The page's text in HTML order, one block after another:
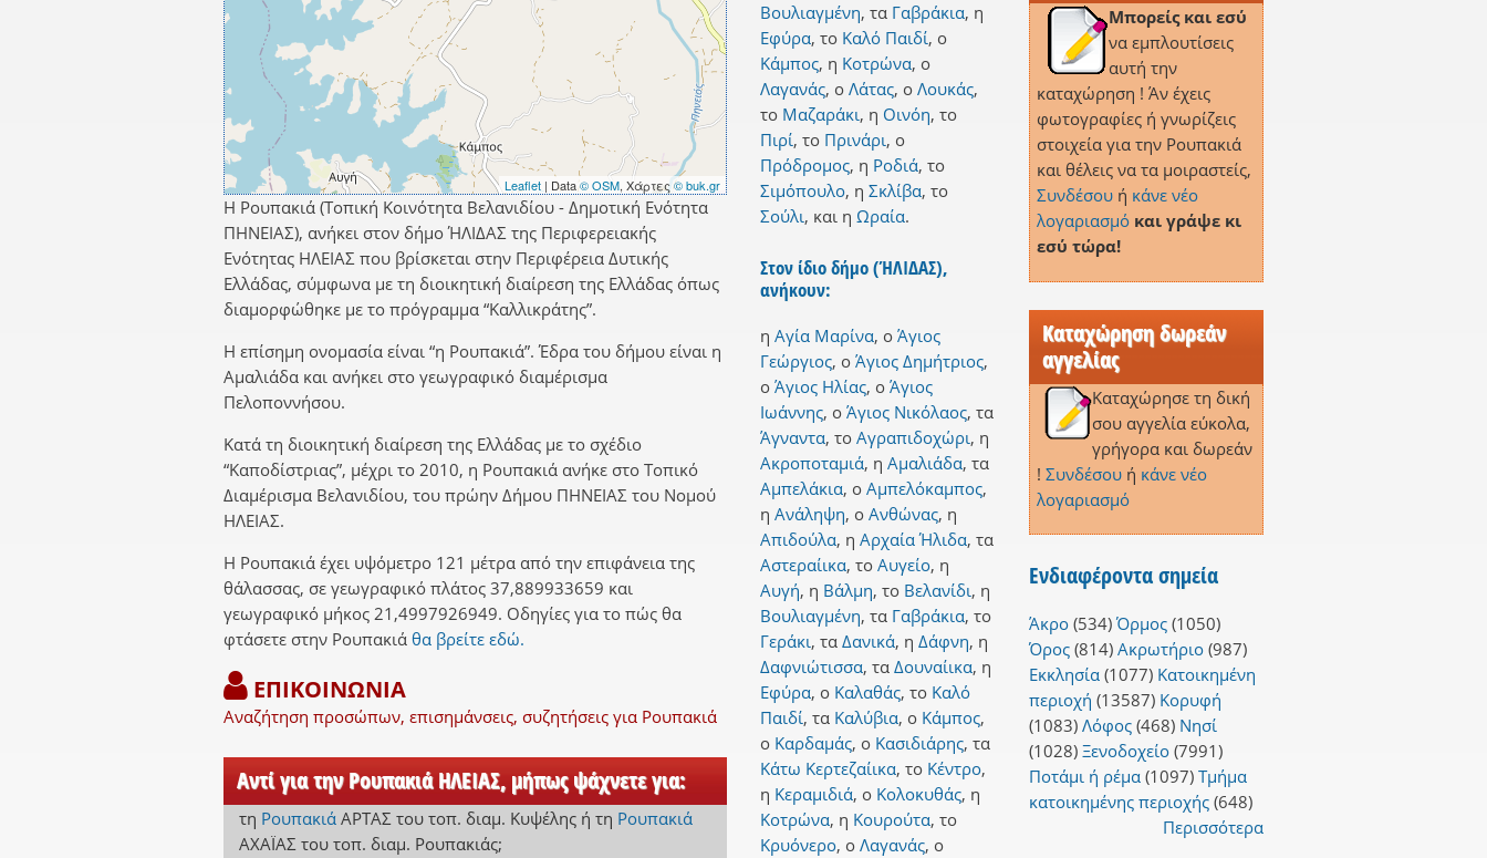
Leaflet | Data© OSM, Χάρτες© buk.gr
Η Ρουπακιά (Τοπική Κοινότητα Βελανιδίου - Δημοτική Ενότητα
ΠΗΝΕΙΑΣ), ανήκει στον δήμο ΉΛΙΔΑΣ της Περιφερειακής
Ενότητας ΗΛΕΙΑΣ που βρίσκεται στην Περιφέρεια Δυτικής
Ελλάδας, σύμφωνα με τη διοικητική διαίρεση της Ελλάδας όπως
διαμορφώθηκε με το πρόγραμμα “Καλλικράτης”.
Η επίσημη ονομασία είναι “η Ρουπακιά”. Έδρα του δήμου είναι η
Αμαλιάδα και ανήκει στο γεωγραφικό διαμέρισμα
Πελοποννήσου.
Κατά τη διοικητική διαίρεση της Ελλάδας με το σχέδιο
“Καποδίστριας”, μέχρι το 2010, η Ρουπακιά ανήκε στο Τοπικό
Διαμέρισμα Βελανιδίου, του πρώην Δήμου ΠΗΝΕΙΑΣ του Νομού
ΗΛΕΙΑΣ.
Η Ρουπακιά έχει υψόμετρο 121 μέτρα από την επιφάνεια της
θάλασσας, σε γεωγραφικό πλάτος 37,889933659 και
γεωγραφικό μήκος 21,4997926949. Οδηγίες για το πώς θα
φτάσετε στην Ρουπακιά θα βρείτε εδώ.
ΕΠΙΚΟΙΝΩΝΙΑ
Αναζήτηση προσώπων, επισημάνσεις, συζητήσεις για Ρουπακιά
Αντί για την Ρουπακιά ΗΛΕΙΑΣ, μήπως ψάχνετε για:
τη Ρουπακιά ΑΡΤΑΣ του τοπ. διαμ. Κυψέληςή τη Ρουπακιά
ΑΧΑΪΑΣ του τοπ. διαμ. Ρουπακιάς;
Βουλιαγμένη, τα Γαβράκια, η
Εφύρα, το Καλό Παιδί, ο
Κάμπος, η Κοτρώνα, ο
Λαγανάς, ο Λάτας, ο Λουκάς,
το Μαζαράκι, η Οινόη, το
Πιρί, το Πρινάρι, ο
Πρόδρομος, η Ροδιά, το
Σιμόπουλο, η Σκλίβα, το
Σούλι, και η Ωραία.
Στον ίδιο δήμο (ΉΛΙΔΑΣ),
ανήκουν:
η Αγία Μαρίνα, ο Άγιος
Γεώργιος, ο Άγιος Δημήτριος,
ο Άγιος Ηλίας, ο Άγιος
Ιωάννης, ο Άγιος Νικόλαος, τα
Άγναντα, το Αγραπιδοχώρι, η
Ακροποταμιά, η Αμαλιάδα, τα
Αμπελάκια, ο Αμπελόκαμπος,
η Ανάληψη, ο Ανθώνας, η
Απιδούλα, η Αρχαία Ήλιδα, τα
Αστεραίικα, το Αυγείο, η
Αυγή, η Βάλμη, το Βελανίδι, η
Βουλιαγμένη, τα Γαβράκια, το
Γεράκι, τα Δανικά, η Δάφνη, η
Δαφνιώτισσα, τα Δουναίικα, η
Εφύρα, ο Καλαθάς, το Καλό
Παιδί, τα Καλύβια, ο Κάμπος,
ο Καρδαμάς, ο Κασιδιάρης, τα
Κάτω Κερτεζαίικα, το Κέντρο,
η Κεραμιδιά, ο Κολοκυθάς, η
Κοτρώνα, η Κουρούτα, το
Κρυόνερο, ο Λαγανάς, ο
Μπορείς και εσύ
να εμπλουτίσεις
αυτή την
καταχώρηση ! Άν έχεις
φωτογραφίες ή γνωρίζεις
στοιχεία για την Ρουπακιά
και θέλεις να τα μοιραστείς,
Συνδέσουή κάνε νέο
λογαριασμό και γράψε κι
εσύ τώρα!
Καταχώρηση δωρεάν
αγγελίας
Καταχώρησε τη δική
σου αγγελία εύκολα,
γρήγορα και δωρεάν
! Συνδέσουή κάνε νέο
λογαριασμό
Ενδιαφέροντα σημεία
Άκρο(534) Όρμος(1050)
Όρος(814) Ακρωτήριο(987)
Εκκλησία(1077) Κατοικημένη
περιοχή (13587) Κορυφή
(1083) Λόφος(468) Νησί
(1028) Ξενοδοχείο(7991)
Ποτάμι ή ρέμα(1097) Τμήμα
κατοικημένης περιοχής(648)
Περισσότερα